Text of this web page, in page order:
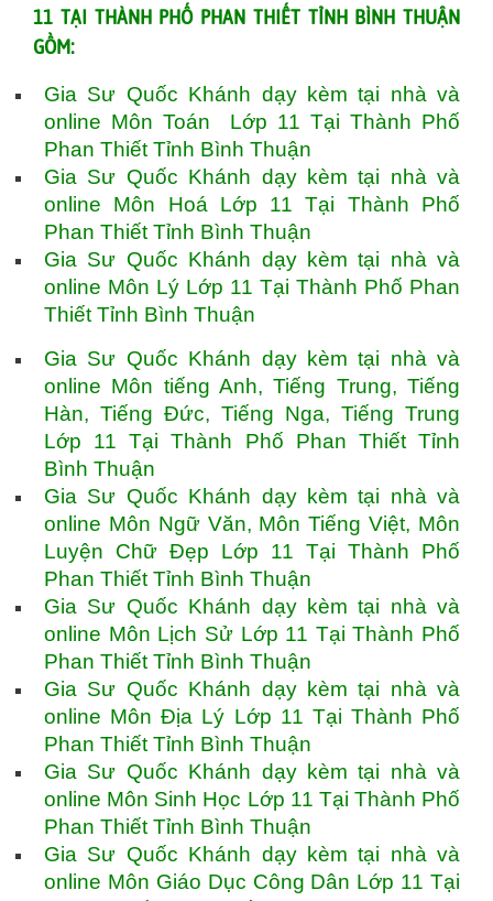
11 TẠI THÀNH PHỐ PHAN THIẾT TỈNH BÌNH THUẬN
GỒM:
Gia Sư Quốc Khánh dạy kèm tại nhà và
online Môn Toán Lớp 11 Tại Thành Phố
Phan Thiết Tỉnh Bình Thuận
Gia Sư Quốc Khánh dạy kèm tại nhà và
online Môn Hoá Lớp 11 Tại Thành Phố
Phan Thiết Tỉnh Bình Thuận
Gia Sư Quốc Khánh dạy kèm tại nhà và
online Môn Lý Lớp 11 Tại Thành Phố Phan
Thiết Tỉnh Bình Thuận
Gia Sư Quốc Khánh dạy kèm tại nhà và
online Môn tiếng Anh, Tiếng Trung, Tiếng
Hàn, Tiếng Đức, Tiếng Nga, Tiếng Trung
Lớp 11 Tại Thành Phố Phan Thiết Tỉnh
Bình Thuận
Gia Sư Quốc Khánh dạy kèm tại nhà và
online Môn Ngữ Văn, Môn Tiếng Việt, Môn
Luyện Chữ Đẹp Lớp 11 Tại Thành Phố
Phan Thiết Tỉnh Bình Thuận
Gia Sư Quốc Khánh dạy kèm tại nhà và
online Môn Lịch Sử Lớp 11 Tại Thành Phố
Phan Thiết Tỉnh Bình Thuận
Gia Sư Quốc Khánh dạy kèm tại nhà và
online Môn Địa Lý Lớp 11 Tại Thành Phố
Phan Thiết Tỉnh Bình Thuận
Gia Sư Quốc Khánh dạy kèm tại nhà và
online Môn Sinh Học Lớp 11 Tại Thành Phố
Phan Thiết Tỉnh Bình Thuận
Gia Sư Quốc Khánh dạy kèm tại nhà và
online Môn Giáo Dục Công Dân Lớp 11 Tại